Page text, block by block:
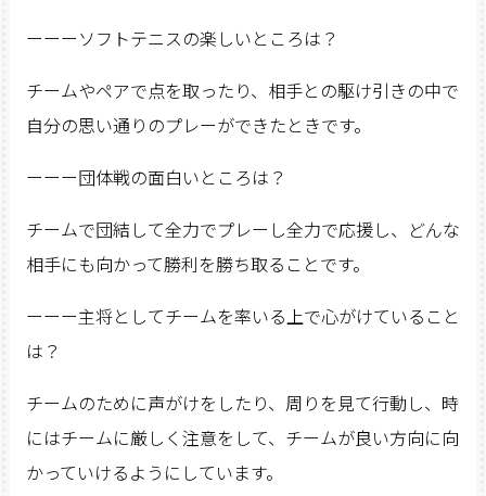
ーーーソフトテニスの楽しいところは？
チームやペアで点を取ったり、相手との駆け引きの中で
自分の思い通りのプレーができたときです。
ーーー団体戦の面白いところは？
チームで団結して全力でプレーし全力で応援し、どんな
相手にも向かって勝利を勝ち取ることです。
ーーー主将としてチームを率いる上で心がけていること
は？
チームのために声がけをしたり、周りを見て行動し、時
にはチームに厳しく注意をして、チームが良い方向に向
かっていけるようにしています。